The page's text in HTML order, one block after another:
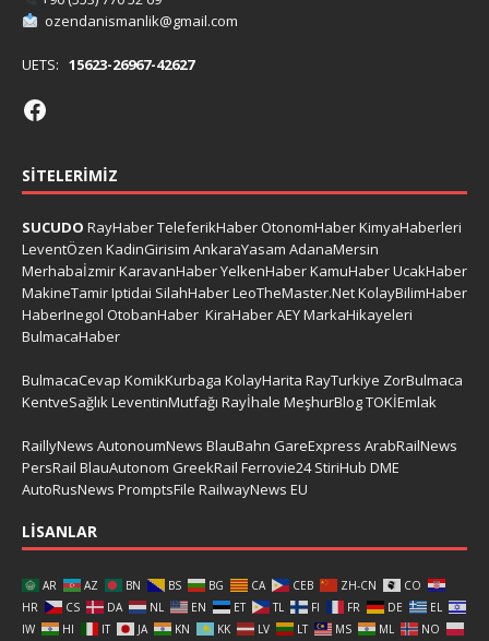
ozendanismanlik@gmail.com
UETS: 15623-26967-42627
SITELERIMIZ
SUCUDO RayHaberTeleferikHaber OtonomHaberKimyaHaberleri
LeventÖzen KadinGirisim AnkaraYasam AdanaMersin
MerhabaİzmirKaravanHaberYelkenHaberKamuHaberUcakHaber
MakineTamirIptidai SilahHaberLeoTheMaster.NetKolayBilimHaber
HaberInegol OtobanHaber KiraHaberAEYMarkaHikayeleri
BulmacaHaber
BulmacaCevap KomikKurbaga KolayHarita RayTurkiye ZorBulmaca
KentveSağlıkLeventinMutfağı Rayİhale MeşhurBlogTOKİEmlak
RaillyNews AutonoumNews BlauBahn GareExpress ArabRailNews
PersRail BlauAutonom GreekRail Ferrovie24 StiriHub DME
AutoRusNews PromptsFile RailwayNews EU
LISANLAR
AR AZ BN BS BG CA CEB ZH-CN
CO
HR
CS DA NL EN ET TL FI FR DE
EL
IW
HI IT JA KN KK LV LT MS ML
NO